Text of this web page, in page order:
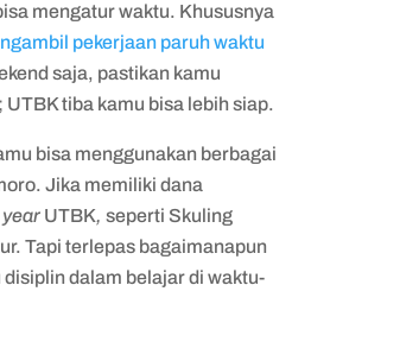
mengatur waktu. Khususnya
pekerjaan paruh waktu
saja, pastikan kamu
tiba kamu bisa lebih siap.
bisa menggunakan berbagai
Jika memiliki dana
UTBK,seperti Skuling
Tapi terlepas bagaimanapun
dalam belajar di waktu-